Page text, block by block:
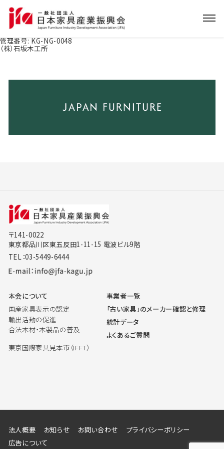
管理番号: KG-NG-0048
（株）石坂木工所
〒141-0022
東京都品川区東五反田1-11-15 電波ビル9階
TEL：03-5449-6444
本会について
国産家具表示の認定
輸出活動の促進
合法木材・木製品の普及
東京国際家具見本市（IFFT）
事業者一覧
「古い家具」のメーカー確認と修理
統計データ
よくあるご質問
法人概要 お知らせ お問い合わせ
プライバシーポリシー
広告について